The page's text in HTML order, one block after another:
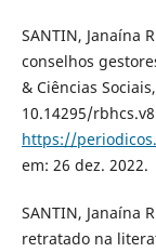
SANTIN, Janaína
conselhos
& Ciências
10.14295/
https://
em: 26 dez. 2022.
SANTIN, Janaína
retratado na